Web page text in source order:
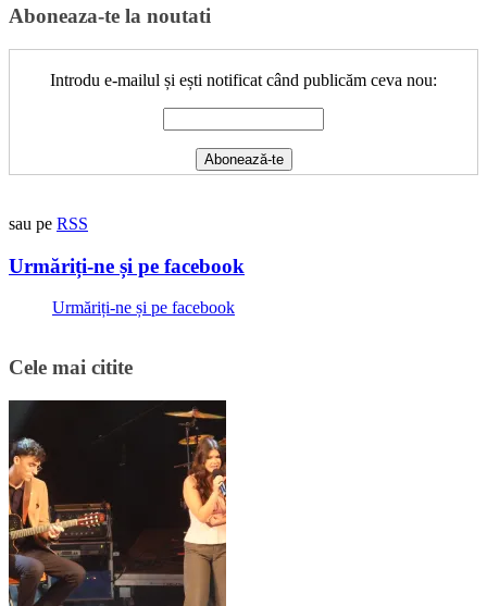
Aboneaza-te la noutati
Introdu e-mailul și ești notificat când publicăm ceva nou:
sau pe RSS
Urmăriți-ne și pe facebook
Urmăriți-ne și pe facebook
Cele mai citite